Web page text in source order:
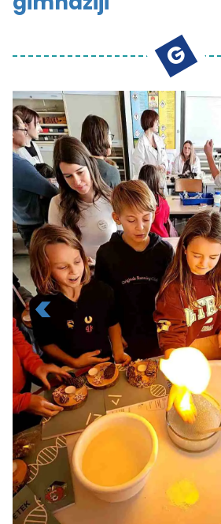
GEMEINSAM - SKUPNO
Viktringer Ring 26, 9020 Celovec
G